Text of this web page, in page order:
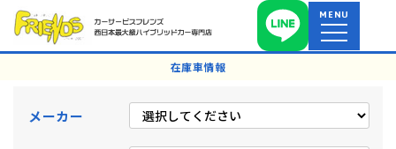
MENU
在庫車情報
メーカー